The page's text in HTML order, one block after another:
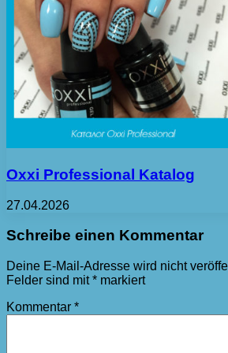
Oxxi Professional Katalog
27.04.2026
Schreibe einen Kommentar
Deine E-Mail-Adresse wird nicht
Felder sind mit* markiert
Kommentar *